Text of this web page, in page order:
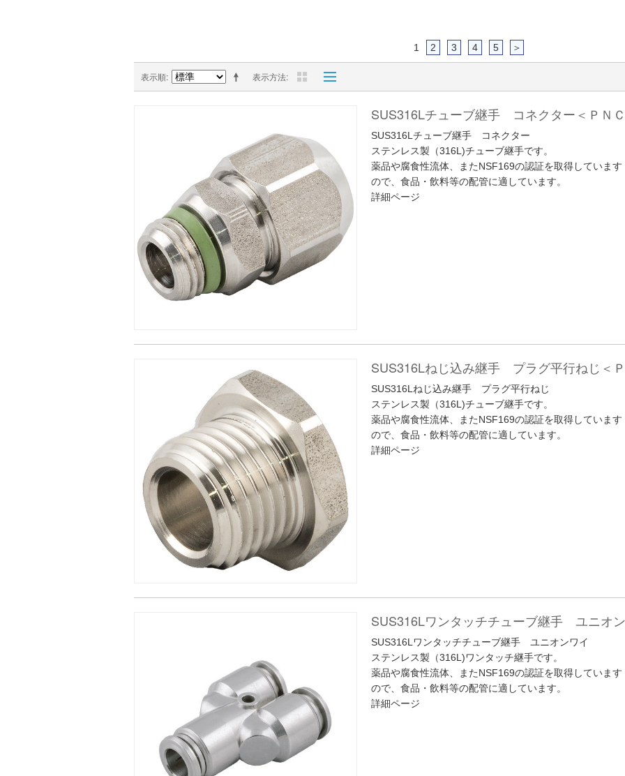
1 2 3 4 5 ＞
表示方法
表示順
SUS316Lチューブ継手 コネクター＜ＰＮ
SUS316Lチューブ継手 コネクター
ステンレス製（316L)チューブ継手です。
薬品や腐食性流体、またNSF169の認証を取得しています
ので、食品・飲料等の配管に適しています。
詳細ページ
SUS316Lねじ込み継手 プラグ平行ねじ＜
SUS316Lねじ込み継手 プラグ平行ねじ
ステンレス製（316L)チューブ継手です。
薬品や腐食性流体、またNSF169の認証を取得しています
ので、食品・飲料等の配管に適しています。
詳細ページ
SUS316Lワンタッチチューブ継手 ユニオ
SUS316Lワンタッチチューブ継手 ユニオンワイ
ステンレス製（316L)ワンタッチ継手です。
薬品や腐食性流体、またNSF169の認証を取得しています
ので、食品・飲料等の配管に適しています。
詳細ページ